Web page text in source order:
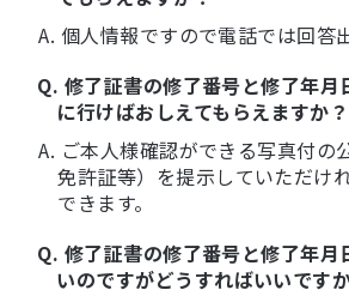
A. 個人情報ですので電話では回答
Q. 修了証書の修了番号と修了年月
に行けばおしえてもらえますか？
A. ご本人様確認ができる写真付の
免許証等）を提示していただけ
できます。
Q. 修了証書の修了番号と修了年月
いのですがどうすればいいです